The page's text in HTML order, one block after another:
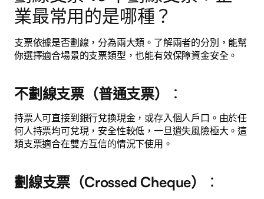
業最常用的是哪種？
支票依據是否劃線，分為兩大類。了解兩者的分別，能幫
你選擇適合場景的支票類型，也能有效保障資金安全。
不劃線支票（普通支票） ：
持票人可直接到銀行兌換現金，或存入個人戶口。由於任
何人持票均可兌現，安全性較低，一旦遺失風險極大。這
類支票適合在雙方互信的情況下使用。
劃線支票（Crossed Cheque） ：